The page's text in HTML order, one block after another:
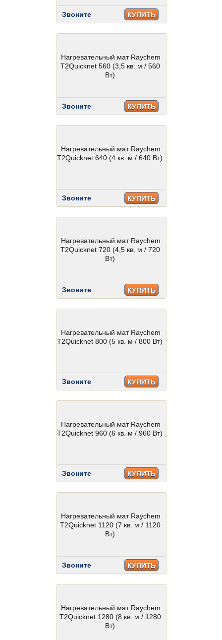
Звоните КУПИТЬ
Нагревательный мат Raychem
T2Quicknet 560 (3,5 кв. м / 560
Вт)
Звоните КУПИТЬ
Нагревательный мат Raychem
T2Quicknet 640 (4 кв. м / 640 Вт)
Звоните КУПИТЬ
Нагревательный мат Raychem
T2Quicknet 720 (4,5 кв. м / 720
Вт)
Звоните КУПИТЬ
Нагревательный мат Raychem
T2Quicknet 800 (5 кв. м / 800 Вт)
Звоните КУПИТЬ
Нагревательный мат Raychem
T2Quicknet 960 (6 кв. м / 960 Вт)
Звоните КУПИТЬ
Нагревательный мат Raychem
T2Quicknet 1120 (7 кв. м / 1120
Вт)
Звоните КУПИТЬ
Нагревательный мат Raychem
T2Quicknet 1280 (8 кв. м / 1280
Вт)